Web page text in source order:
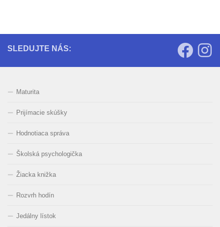
SLEDUJTE NÁS:
Maturita
Prijímacie skúšky
Hodnotiaca správa
Školská psychologička
Žiacka knižka
Rozvrh hodín
Jedálny lístok